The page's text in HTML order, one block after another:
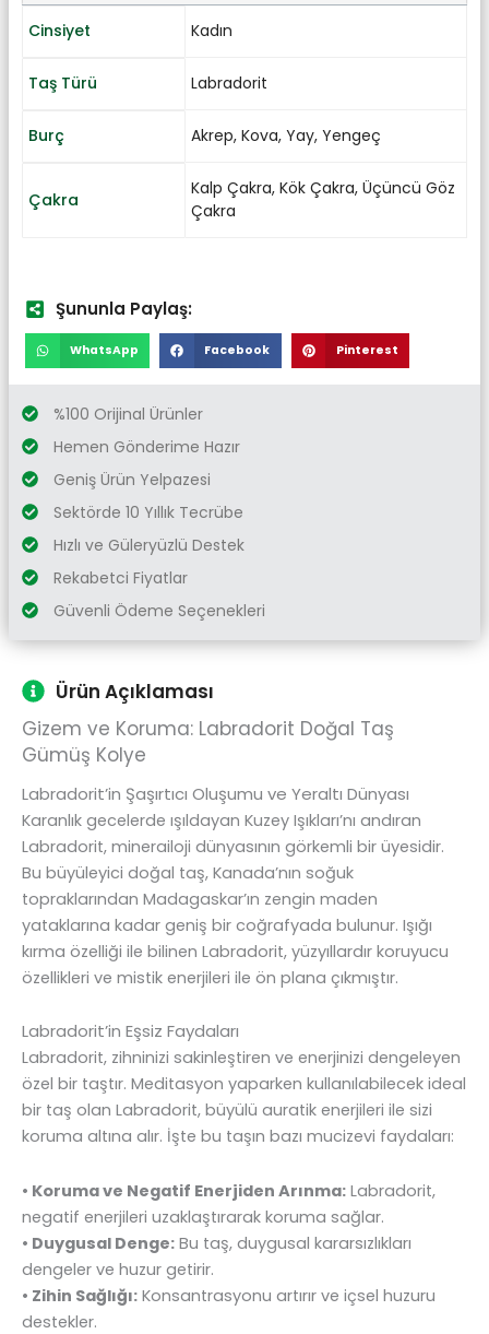
Cinsiyet Kadın
Taş Türü Labradorit
Burç Akrep, Kova, Yay, Yengeç
Çakra
Kalp Çakra, Kök Çakra, Üçüncü Göz
Çakra
Şununla Paylaş:
WhatsApp Facebook Pinterest
%100 Orijinal Ürünler
Hemen Gönderime Hazır
Geniş Ürün Yelpazesi
Sektörde 10 Yıllık Tecrübe
Hızlı ve Güleryüzlü Destek
Rekabetci Fiyatlar
Güvenli Ödeme Seçenekleri
Ürün Açıklaması
Gizem ve Koruma: Labradorit Doğal Taş
Gümüş Kolye
Labradorit’in Şaşırtıcı Oluşumu ve Yeraltı Dünyası
Karanlık gecelerde ışıldayan Kuzey Işıkları’nı andıran
Labradorit, minerailoji dünyasının görkemli bir üyesidir.
Bu büyüleyici doğal taş, Kanada’nın soğuk
topraklarından Madagaskar’ın zengin maden
yataklarına kadar geniş bir coğrafyada bulunur. Işığı
kırma özelliği ile bilinen Labradorit, yüzyıllardır koruyucu
özellikleri ve mistik enerjileri ile ön plana çıkmıştır.
Labradorit’in Eşsiz Faydaları
Labradorit, zihninizi sakinleştiren ve enerjinizi dengeleyen
özel bir taştır. Meditasyon yaparken kullanılabilecek ideal
bir taş olan Labradorit, büyülü auratik enerjileri ile sizi
koruma altına alır. İşte bu taşın bazı mucizevi faydaları:
• Koruma ve Negatif Enerjiden Arınma: Labradorit,
negatif enerjileri uzaklaştırarak koruma sağlar.
• Duygusal Denge: Bu taş, duygusal kararsızlıkları
dengeler ve huzur getirir.
• Zihin Sağlığı: Konsantrasyonu artırır ve içsel huzuru
destekler.